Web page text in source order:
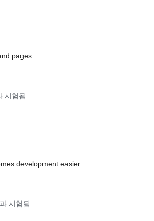
pages.
시험됨
development easier.
시험됨